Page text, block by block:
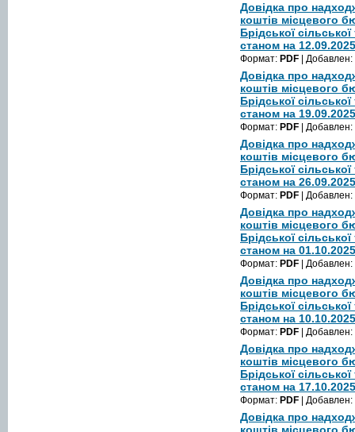
Довідка про
коштів місцевого
Брідської
станом на 12.09.2025
Формат: PDF | Добавлен:
Довідка про
коштів місцевого
Брідської
станом на 19.09.2025
Формат: PDF | Добавлен:
Довідка про
коштів місцевого
Брідської
станом на 26.09.2025
Формат: PDF | Добавлен:
Довідка про
коштів місцевого
Брідської
станом на 01.10.2025
Формат: PDF | Добавлен:
Довідка про
коштів місцевого
Брідської
станом на 10.10.2025
Формат: PDF | Добавлен:
Довідка про
коштів місцевого
Брідської
станом на 17.10.2025
Формат: PDF | Добавлен:
Довідка про